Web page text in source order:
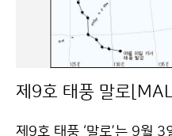
영대학장의 주재로 박정규
철 한국항공대학교 항공안
의 등의 순으로 진행되었
면서 기후변화와 지구온난
제9호 태풍 말로
제9호 태풍 ‘말로’는 9월